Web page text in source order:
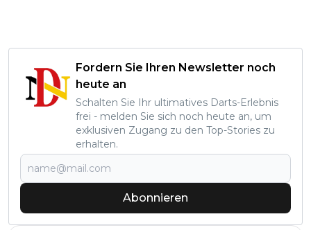
Fordern Sie Ihren Newsletter noch
heute an
Schalten Sie Ihr ultimatives Darts-Erlebnis
frei - melden Sie sich noch heute an, um
exklusiven Zugang zu den Top-Stories zu
erhalten.
Abonnieren